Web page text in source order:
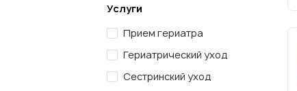
Услуги
Прием гериатра
Гериатрический уход
Сестринский уход